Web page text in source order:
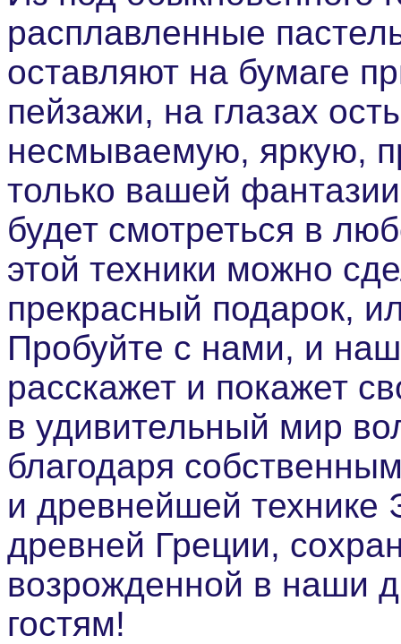
расплавленные
оставляют на бумаге
пейзажи, на глазах
несмываемую, яркую,
только вашей
будет смотреться в
этой техники можно
прекрасный подарок,
Пробуйте с нами, и
расскажет и покажет
в удивительный мир
благодаря
и древнейшей технике
древней Греции,
возрожденной в наши
гостям!